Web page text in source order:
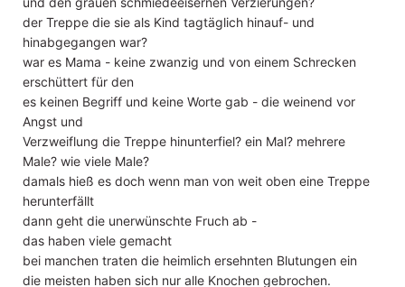
der Treppe die sie als Kind tagtäglich hinauf- und
hinabgegangen war?
war es Mama - keine zwanzig und von einem Schrecken
erschüttert für den
es keinen Begriff und keine Worte gab - die weinend vor
Angst und
Verzweiflung die Treppe hinunterfiel? ein Mal? mehrere
Male? wie viele Male?
damals hieß es doch wenn man von weit oben eine Treppe
herunterfällt
dann geht die unerwünschte Fruch ab -
das haben viele gemacht
bei manchen traten die heimlich ersehnten Blutungen ein
die meisten haben sich nur alle Knochen gebrochen.